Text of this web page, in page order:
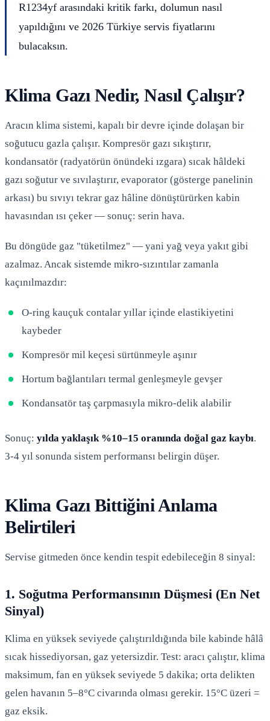
R1234yf arasındaki kritik farkı, dolumun nasıl
yapıldığını ve 2026 Türkiye servis fiyatlarını
bulacaksın.
Klima Gazı Nedir, Nasıl Çalışır?
Aracın klima sistemi, kapalı bir devre içinde dolaşan bir
soğutucu gazla çalışır. Kompresör gazı sıkıştırır,
kondansatör (radyatörün önündeki ızgara) sıcak hâldeki
gazı soğutur ve sıvılaştırır, evaporator (gösterge panelinin
arkası) bu sıvıyı tekrar gaz hâline dönüştürürken kabin
havasından ısı çeker — sonuç: serin hava.
Bu döngüde gaz "tüketilmez" — yani yağ veya yakıt gibi
azalmaz. Ancak sistemde mikro-sızıntılar zamanla
kaçınılmazdır:
O-ring kauçuk contalar yıllar içinde elastikiyetini
kaybeder
Kompresör mil keçesi sürtünmeyle aşınır
Hortum bağlantıları termal genleşmeyle gevşer
Kondansatör taş çarpmasıyla mikro-delik alabilir
Sonuç: yılda yaklaşık %10–15 oranında doğal gaz kaybı.
3-4 yıl sonunda sistem performansı belirgin düşer.
Klima Gazı Bittiğini Anlama
Belirtileri
Servise gitmeden önce kendin tespit edebileceğin 8 sinyal:
1. Soğutma Performansının Düşmesi (En Net
Sinyal)
Klima en yüksek seviyede çalıştırıldığında bile kabinde hâlâ
sıcak hissediyorsan, gaz yetersizdir. Test: aracı çalıştır, klima
maksimum, fan en yüksek seviyede 5 dakika; orta delikten
gelen havanın 5–8°C civarında olması gerekir. 15°C üzeri =
gaz eksik.